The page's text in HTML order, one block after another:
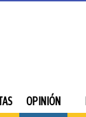
OPINIÓN